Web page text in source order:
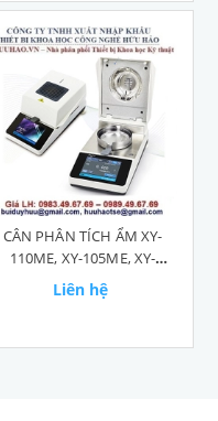
CÂN PHÂN TÍCH ẨM XY-
110ME, XY-105ME, XY-
101ME
Liên hệ